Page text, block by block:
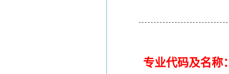
专业代码及名称：